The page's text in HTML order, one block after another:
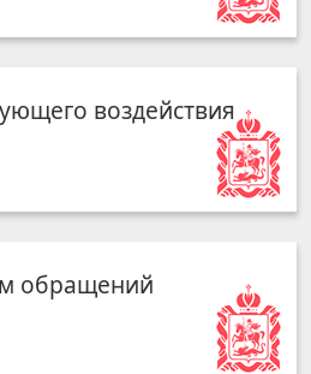
воздействия
обращений